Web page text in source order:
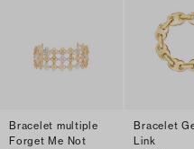
Bracelet multiple
Forget Me Not
Bracelet
Link